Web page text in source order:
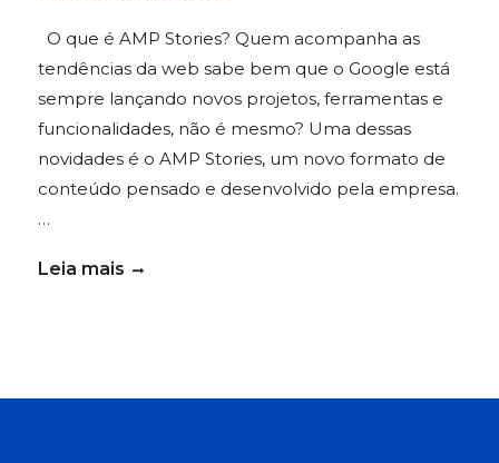
O que é AMP Stories? Quem acompanha as
tendências da web sabe bem que o Google está
sempre lançando novos projetos, ferramentas e
funcionalidades, não é mesmo? Uma dessas
novidades é o AMP Stories, um novo formato de
conteúdo pensado e desenvolvido pela empresa.
…
Leia mais